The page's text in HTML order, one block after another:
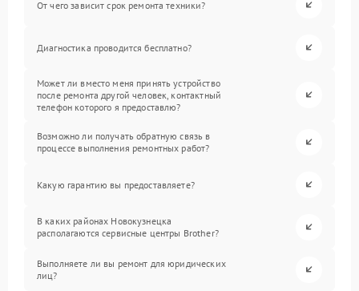
От чего зависит срок ремонта техники?
Диагностика проводится бесплатно?
Может ли вместо меня принять устройство
после ремонта другой человек, контактный
телефон которого я предоставлю?
Возможно ли получать обратную связь в
процессе выполнения ремонтных работ?
Какую гарантию вы предоставляете?
В каких районах Новокузнецка
располагаются сервисные центры Brother?
Выполняете ли вы ремонт для юридических
лиц?